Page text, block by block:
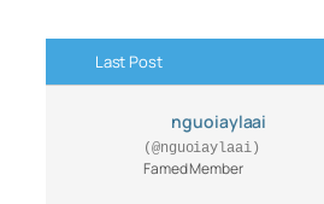
Last Post
nguoiaylaai
(@nguoiaylaai)
Famed Member